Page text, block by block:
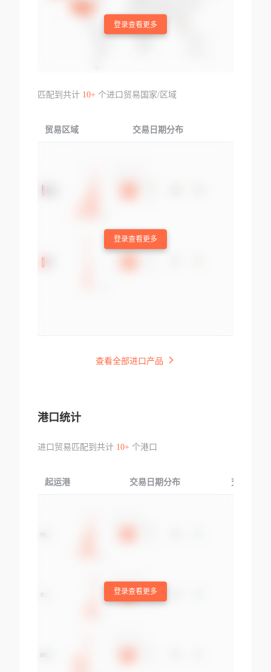
登录查看更多
匹配到共计 10+个进口贸易国家/区域
贸易区域 交易日期分布
登录查看更多
查看全部进口产品
港口统计
进口贸易匹配到共计 10+个港口
起运港 交易日期分布 交易产品
登录查看更多